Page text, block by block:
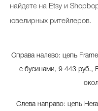
найдете на Etsy и
ювелирных ритейлеров.
Справа налево: цепь
с бусинами, 9 443 руб.,
Слева направо: цепь